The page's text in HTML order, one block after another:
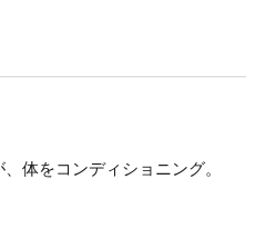
体をコンディショニング。